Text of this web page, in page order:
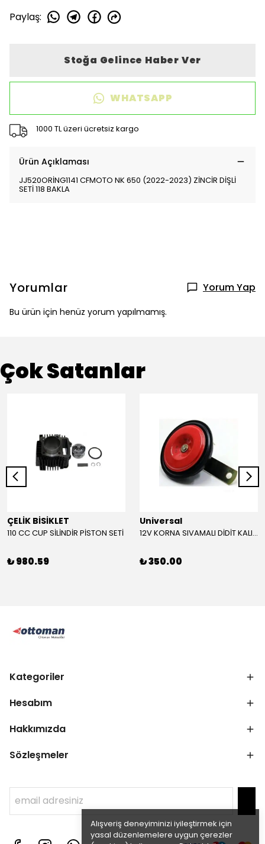
Alışveriş deneyiminizi iyileştirmek için
yasal düzenlemelere uygun çerezler
Paylaş:
Stoğa Gelince Haber Ver
WHATSAPP
1000 TL üzeri ücretsiz kargo
Ürün Açıklaması
JJ520ORİNG1141 CFMOTO NK 650 (2022-2023) ZİNCİR DİŞLİ
SETİ 118 BAKLA
Yorumlar Yorum Yap
Bu ürün için henüz yorum yapılmamış.
Çok Satanlar
ÇELİK BİSİKLET
110 CC CUP SİLİNDİR PİSTON SETİ
₺ 980.59
Universal
12V KORNA SIVAMALI DİDİT KALIN SESLİ (KIRMIZI)
₺ 350.00
Kategoriler
Hesabım
Hakkımızda
Sözleşmeler